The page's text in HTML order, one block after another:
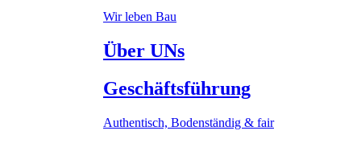
Wir leben Bau
Über UNs
Geschäftsführung
Authentisch, Bodenständig & fair